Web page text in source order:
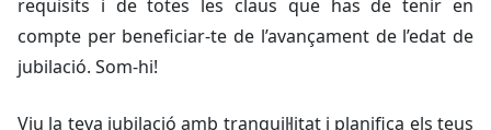
requisits i de totes les claus que has de tenir en
compte per beneficiar-te de l’avançament de l’edat de
jubilació. Som-hi!
Viu la teva jubilació amb tranquil·litat i planifica els teus